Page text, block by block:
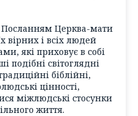
Посланням Церква-мати
вірних і всіх людей
які приховує в собі
подібні світоглядні
біблійні,
цінності,
міжлюдські стосунки
життя.